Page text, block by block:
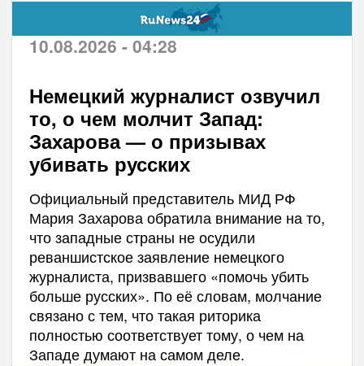
10.08.2026 - 04:28
Немецкий журналист озвучил
то, о чем молчит Запад:
Захарова — о призывах
убивать русских
Официальный представитель МИД РФ
Мария Захарова обратила внимание на то,
что западные страны не осудили
реваншистское заявление немецкого
журналиста, призвавшего «помочь убить
больше русских». По её словам, молчание
связано с тем, что такая риторика
полностью соответствует тому, о чем на
Западе думают на самом деле.